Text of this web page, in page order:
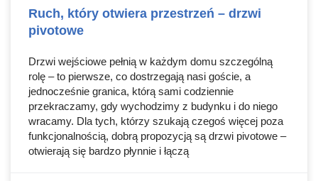
Ruch, który otwiera przestrzeń – drzwi
pivotowe
Drzwi wejściowe pełnią w każdym domu szczególną
rolę – to pierwsze, co dostrzegają nasi goście, a
jednocześnie granica, którą sami codziennie
przekraczamy, gdy wychodzimy z budynku i do niego
wracamy. Dla tych, którzy szukają czegoś więcej poza
funkcjonalnością, dobrą propozycją są drzwi pivotowe –
otwierają się bardzo płynnie i łączą